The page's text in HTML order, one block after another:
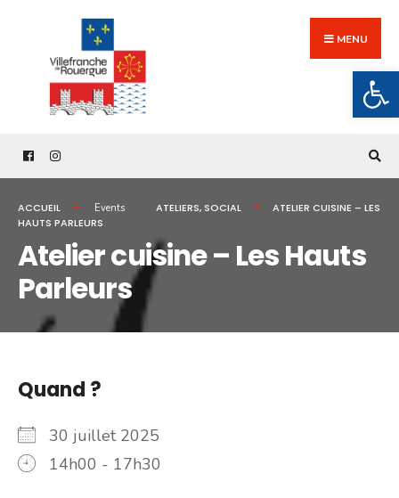
content
MENU
ACCUEIL Events ATELIERS, SOCIAL
ATELIER CUISINE – LES
HAUTS PARLEURS
Atelier cuisine – Les Hauts
Parleurs
Quand ?
30 juillet 2025
14h00 - 17h30